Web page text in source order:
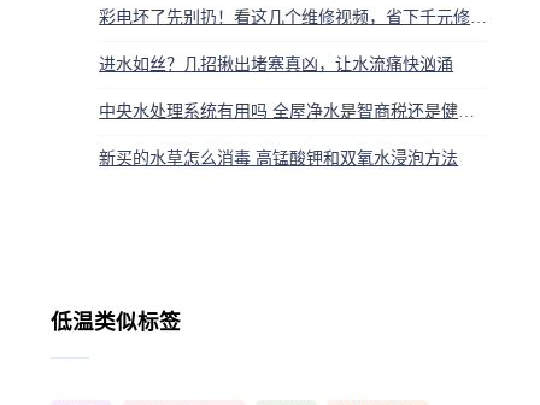
彩电坏了先别扔！看这几个维修视频，省下千元修理费，手把手教你搞定
进水如丝？几招揪出堵塞真凶，让水流痛快汹涌
中央水处理系统有用吗 全屋净水是智商税还是健康刚需
新买的水草怎么消毒 高锰酸钾和双氧水浸泡方法
低温类似标签